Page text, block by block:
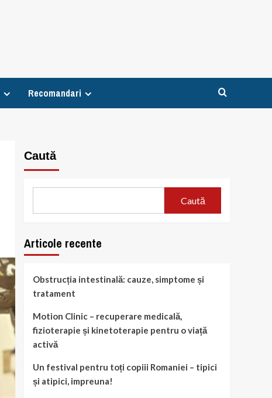
Recomandari
Caută
Caută
Articole recente
Obstrucția intestinală: cauze, simptome și
tratament
Motion Clinic – recuperare medicală,
fizioterapie și kinetoterapie pentru o viață
activă
Un festival pentru toți copiii Romaniei – tipici
și atipici, impreuna!